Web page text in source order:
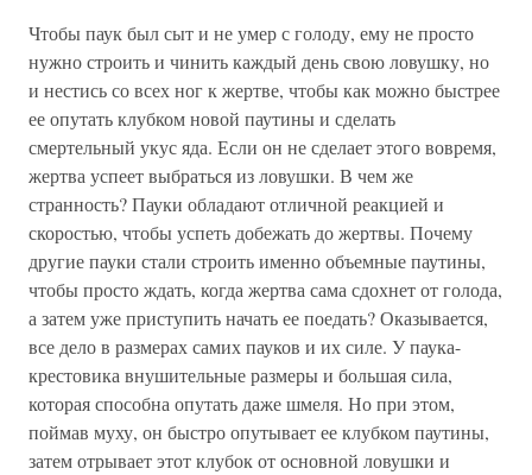
Чтобы паук был сыт и не умер с голоду, ему не просто
нужно строить и чинить каждый день свою ловушку, но
и нестись со всех ног к жертве, чтобы как можно быстрее
ее опутать клубком новой паутины и сделать
смертельный укус яда. Если он не сделает этого вовремя,
жертва успеет выбраться из ловушки. В чем же
странность? Пауки обладают отличной реакцией и
скоростью, чтобы успеть добежать до жертвы. Почему
другие пауки стали строить именно объемные паутины,
чтобы просто ждать, когда жертва сама сдохнет от голода,
а затем уже приступить начать ее поедать? Оказывается,
все дело в размерах самих пауков и их силе. У паука-
крестовика внушительные размеры и большая сила,
которая способна опутать даже шмеля. Но при этом,
поймав муху, он быстро опутывает ее клубком паутины,
затем отрывает этот клубок от основной ловушки и